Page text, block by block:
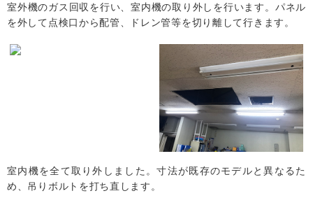
室外機のガス回収を行い、室内機の取り外しを行います。パネル
を外して点検口から配管、ドレン管等を切り離して行きます。
室内機を全て取り外しました。寸法が既存のモデルと異なるた
め、吊りボルトを打ち直します。